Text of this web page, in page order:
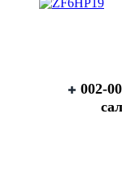
002-